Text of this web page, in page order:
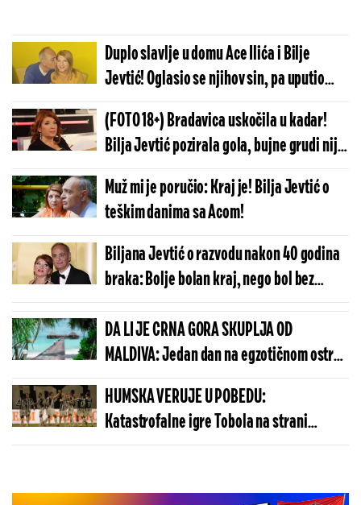
Duplo slavlje u domu Ace Ilića i Bilje
Jevtić! Oglasio se njihov sin, pa uputio
emotivnu čestitku
(FOTO 18+) Bradavica uskočila u kadar!
Bilja Jevtić pozirala gola, bujne grudi nije
mogla da obuzda!
Muž mi je poručio: Kraj je! Bilja Jevtić o
teškim danima sa Acom!
Biljana Jevtić o razvodu nakon 40 godina
braka: Bolje bolan kraj, nego bol bez
kraja!
DA LI JE CRNA GORA SKUPLJA OD
MALDIVA: Jedan dan na egzotičnom ostrvu
može da košta manje nego u Budvi
HUMSKA VERUJE U POBEDU:
Katastrofalne igre Tobola na strani
ulivaju samopouzdanje Partizanu